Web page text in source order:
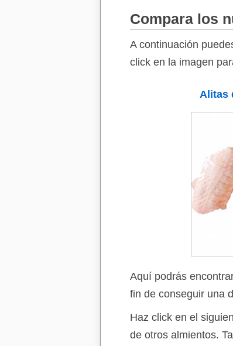
Compara los
A continuación
click en la imagen
Alitas
Aquí podrás
fin de conseguir una
Haz click en el
de otros almientos.